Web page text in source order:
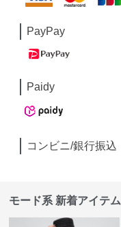
PayPay
Paidy
コンビニ/銀行振込
モード系 新着アイテム